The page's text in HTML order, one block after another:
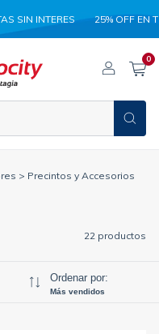
25% OFF EN
0
> Precintos y Accesorios
22 productos
Ordenar por:
Más vendidos